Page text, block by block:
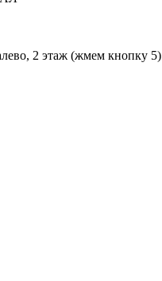
2 этаж (жмем кнопку 5)